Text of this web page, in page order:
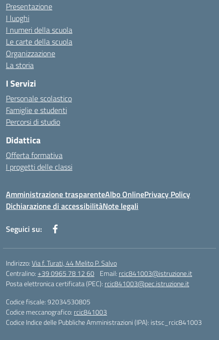
Presentazione
I luoghi
I numeri della scuola
Le carte della scuola
Organizzazione
La storia
I Servizi
Personale scolastico
Famiglie e studenti
Percorsi di studio
Didattica
Offerta formativa
I progetti delle classi
Amministrazione trasparenteAlbo OnlinePrivacy Policy
Dichiarazione di accessibilitàNote legali
Seguici su:
Indirizzo:Via f. Turati, 44 Melito P. Salvo
Centralino:+39 0965 78 12 60 Email: rcic841003@istruzione.it
Posta elettronica certificata (PEC): rcic841003@pec.istruzione.it
Codice fiscale: 92034530805
Codice meccanografico: rcic841003
Codice Indice delle Pubbliche Amministrazioni (IPA): istsc_rcic841003